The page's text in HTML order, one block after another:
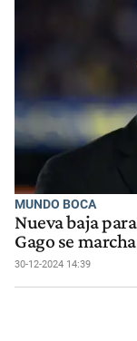
MUNDO BOCA
Nueva baja
Gago se
30-12-2024 14:39